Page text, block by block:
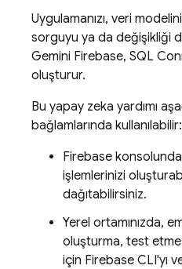
Uygulamanızı, veri
sorguyu ya da değişikliği
Gemini Firebase, SQL
oluşturur.
Bu yapay zeka yardımı
bağlamlarında kullanılabilir:
Firebase konsolunda
işlemlerinizi
dağıtabilirsiniz.
Yerel ortamınızda,
oluşturma, test
için Firebase CLI'yı